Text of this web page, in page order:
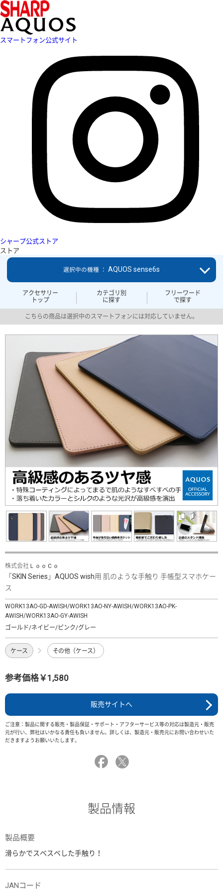
スマートフォン公式サイト
シャープ公式ストア
ストア
アクセサリー
トップ
カテゴリ別
に探す
フリーワード
で探す
選択中の機種 ： AQUOS sense6s
こちらの商品は選択中のスマートフォンには対応していません。
株式会社ＬｏｏＣｏ
「SKIN Series」AQUOS wish用 肌のような手触り 手帳型スマホケー
ス
WORK13AO-GD-AWISH/WORK13AO-NY-AWISH/WORK13AO-PK-
AWISH/WORK13AO-GY-AWISH
ゴールド/ネイビー/ピンク/グレー
ケース その他（ケース）
参考価格￥1,580
販売サイトへ
ご注意：製品に関する販売・製品保証・サポート・アフターサービス等の対応は製造元・販売
元が行い、弊社はいかなる責任も負いません。詳しくは、製造元・販売元にお問い合わせいた
だきますようお願いいたします。
製品情報
製品概要
滑らかでスベスベした手触り！
JANコード